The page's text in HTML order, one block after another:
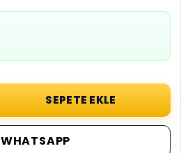
SEPETE EKLE
WHATSAPP